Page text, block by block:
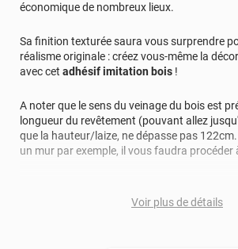
économique de nombreux lieux.
Sa finition texturée saura vous surprendre
réalisme originale : créez vous-même la
avec cet adhésif imitation bois !
A noter que le sens du veinage du bois est
longueur du revêtement (pouvant allez
que la hauteur/laize, ne dépasse pas
un mur par exemple, il vous faudra procéder
grâce à la technologie "Airflow" autrement
Voir plus de détails